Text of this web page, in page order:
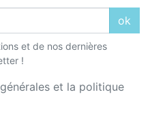
ok
et de nos dernières
!
et la politique